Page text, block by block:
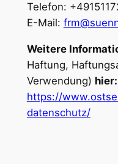
Telefon:
E-Mail:
Weitere
Haftung,
Verwendung) hier:
https://
datenschutz/